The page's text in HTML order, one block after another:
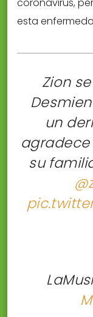
esta
Zion
un
su
